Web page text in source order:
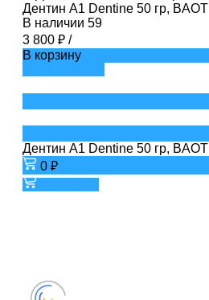
Дентин A1 Dentine 50 гр, BAOT
В наличии 59
3 800 ₽ /
В корзину
Дентин A1 Dentine 50 гр, BAOT
0 ₽